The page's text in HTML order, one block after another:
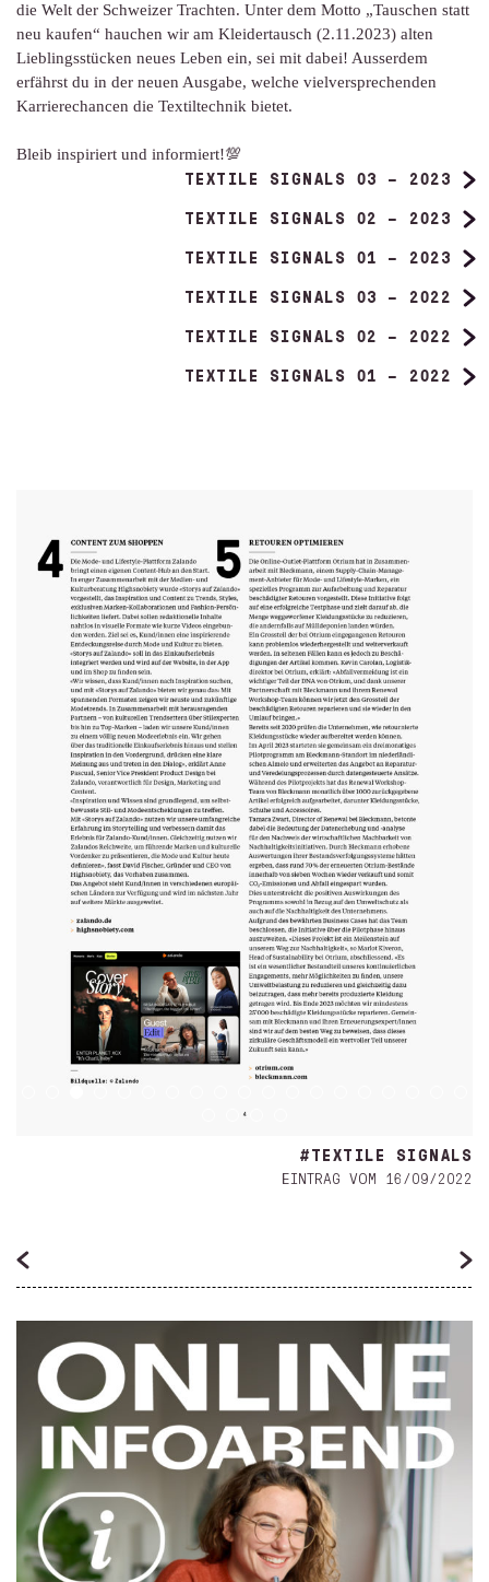
#TEXTILE SIGNALS
EINTRAG VOM 16/09/2022
die Welt der Schweizer Trachten. Unter dem Motto „Tauschen statt
neu kaufen“ hauchen wir am Kleidertausch (2.11.2023) alten
Lieblingsstücken neues Leben ein, sei mit dabei! Ausserdem
erfährst du in der neuen Ausgabe, welche vielversprechenden
Karrierechancen die Textiltechnik bietet.
Bleib inspiriert und informiert!💯
TEXTILE SIGNALS 03 – 2023
TEXTILE SIGNALS 02 – 2023
TEXTILE SIGNALS 01 – 2023
TEXTILE SIGNALS 03 – 2022
TEXTILE SIGNALS 02 – 2022
TEXTILE SIGNALS 01 – 2022